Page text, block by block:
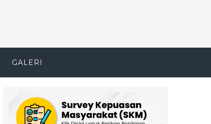
GALERI